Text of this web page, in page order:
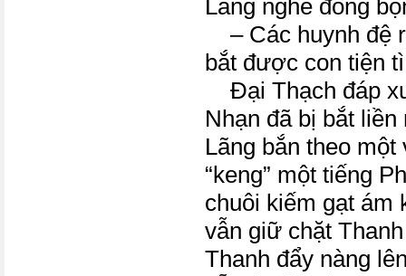
Lãng nghe đồng
– Các huynh đệ
bắt được con tiện
Đại Thạch đáp
Nhạn đã bị bắt
Lãng bắn theo
“keng” một tiếng
chuôi kiếm gạt ám
vẫn giữ chặt
Thanh đẩy nàng